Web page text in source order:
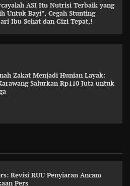
ASI Itu Nutrisi Terbaik yang
Untuk Bayi”, Cegah Stunting
Ibu Sehat dan Gizi Tepat,!
Zakat Menjadi Hunian Layak:
Salurkan Rp110 Juta untuk
Revisi RUU Penyiaran Ancam
Pers